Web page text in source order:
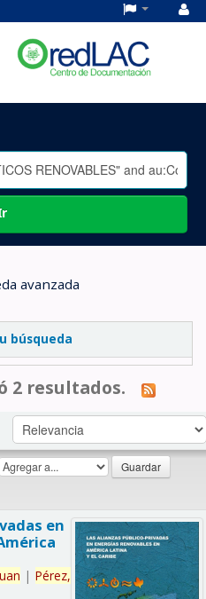
avanzada
búsqueda
2 resultados.
en
| Pérez,